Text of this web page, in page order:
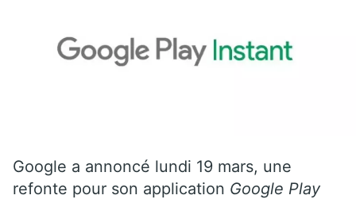
Google a annoncé lundi 19 mars, une
refonte pour son application Google Play